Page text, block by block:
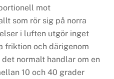
mot
som rör sig på norra
i luften utgör inget
friktion och därigenom
normalt handlar om en
10 och 40 grader